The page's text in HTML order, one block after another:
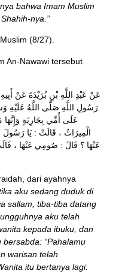
bahwa Imam Muslim
nya.”
(8/27).
An-Nawawi tersebut
عَنْ عَبْدِ اللَّهِ بْنِ بُرَيْدَةَ عَنْ
رَسُولِ اللَّهِ صَلَّى اللَّهُ عَلَيْهِ
عَلَى أُمِّي بِجَارِيَةٍ
الْمِيرَاثُ ، قَالَتْ : يَا رَسُولَ
عَنْهَا ؟ قَالَ : صُومِي عَنْهَا ،
dari ayahnya
aku sedang duduk di
sallam, tiba-tiba datang
aku telah
kepada ibuku, dan
bersabda: “Pahalamu
warisan telah
itu bertanya lagi: